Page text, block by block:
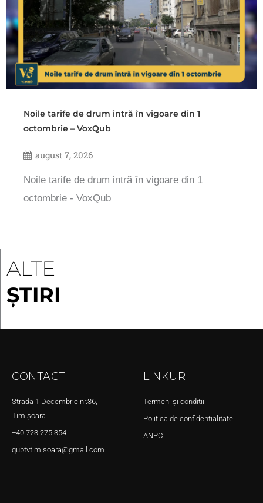
Noile tarife de drum intră în vigoare din 1
octombrie – VoxQub
august 7, 2026
Noile tarife de drum intră în vigoare din 1
octombrie - VoxQub
ALTE
ȘTIRI
CONTACT
Strada 1 Decembrie nr.36,
Timișoara
+40 723 275 354
qubtvtimisoara@gmail.com
LINKURI
Termeni și condiții
Politica de confidențialitate
ANPC